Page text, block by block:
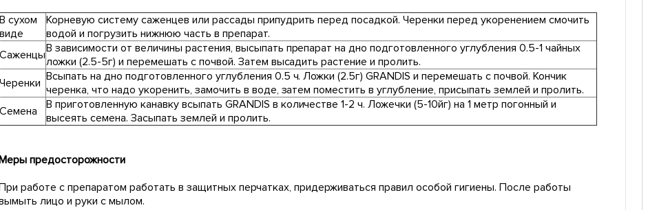
В сухом
виде
Корневую систему саженцев или рассады припудрить перед посадкой. Черенки перед укоренением смочить
водой и погрузить нижнюю часть в препарат.
СаженцыВ зависимости от величины растения, высыпать препарат на дно подготовленного углубления 0.5-1 чайных
ложки (2.5-5г) и перемешать с почвой. Затем высадить растение и пролить.
Черенки Всыпать на дно подготовленного углубления 0.5 ч. Ложки (2.5г) GRANDIS и перемешать с почвой. Кончик
черенка, что надо укоренить, замочить в воде, затем поместить в углубление, присыпать землей и пролить.
Семена
В приготовленную канавку всыпать GRANDIS в количестве 1-2 ч. Ложечки (5-10йг) на 1 метр погонный и
высеять семена. Засыпать землей и пролить.
предосторожности
работе с препаратом работать в защитных перчатках, придерживаться правил особой гигиены. После работы
лицо и руки с мылом.